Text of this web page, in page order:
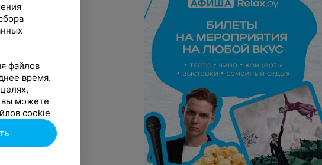
файлов
время.
вы можете
cookie